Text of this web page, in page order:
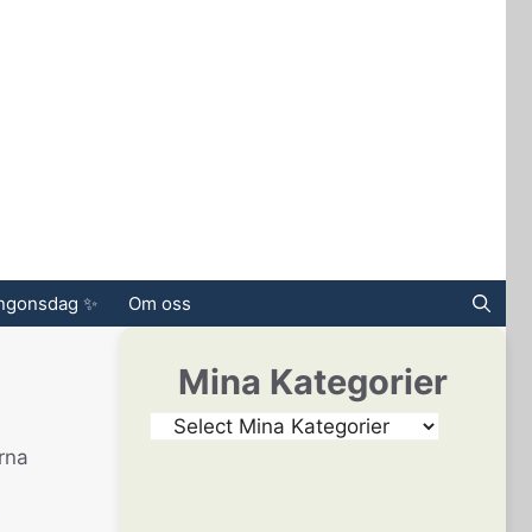
✨ Om oss
Mina Kategorier